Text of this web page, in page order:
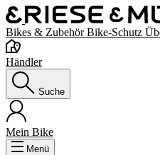
Bikes & ZubehörBike-Schutz
Händler
Suche
Mein Bike
Menü